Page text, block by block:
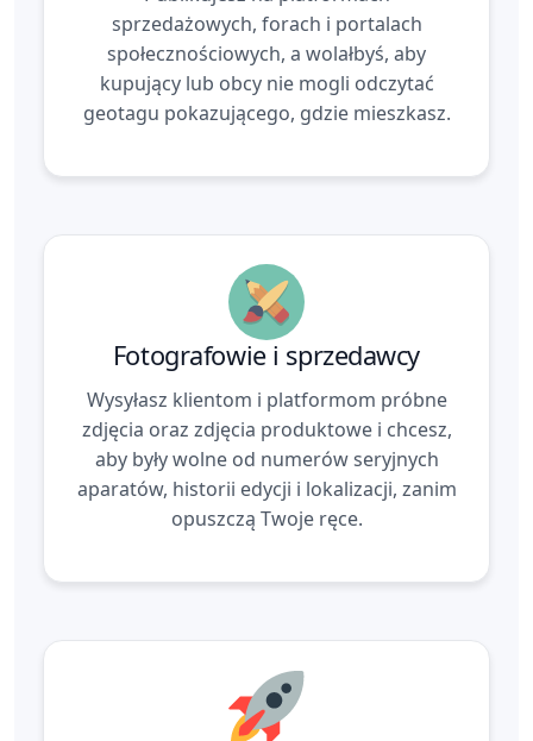
sprzedażowych, forach i portalach
społecznościowych, a wolałbyś, aby
kupujący lub obcy nie mogli odczytać
geotagu pokazującego, gdzie mieszkasz.
Fotografowie i sprzedawcy
Wysyłasz klientom i platformom próbne
zdjęcia oraz zdjęcia produktowe i chcesz,
aby były wolne od numerów seryjnych
aparatów, historii edycji i lokalizacji, zanim
opuszczą Twoje ręce.